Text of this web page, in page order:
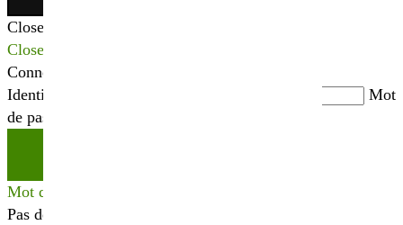
Close
Close
Connexion
Identifiant ou adresse mail
Mot
de passe
Mot de passe perdu ?
Pas de compte ?